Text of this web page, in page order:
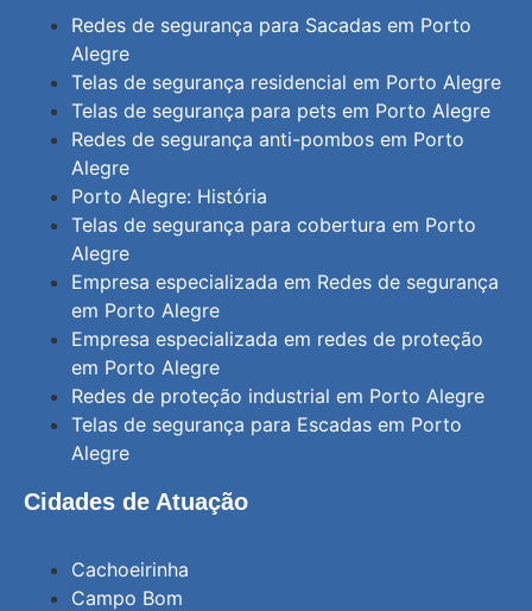
Redes de segurança para Sacadas em Porto
Alegre
Telas de segurança residencial em Porto Alegre
Telas de segurança para pets em Porto Alegre
Redes de segurança anti-pombos em Porto
Alegre
Porto Alegre: História
Telas de segurança para cobertura em Porto
Alegre
Empresa especializada em Redes de segurança
em Porto Alegre
Empresa especializada em redes de proteção
em Porto Alegre
Redes de proteção industrial em Porto Alegre
Telas de segurança para Escadas em Porto
Alegre
Cidades de Atuação
Cachoeirinha
Campo Bom